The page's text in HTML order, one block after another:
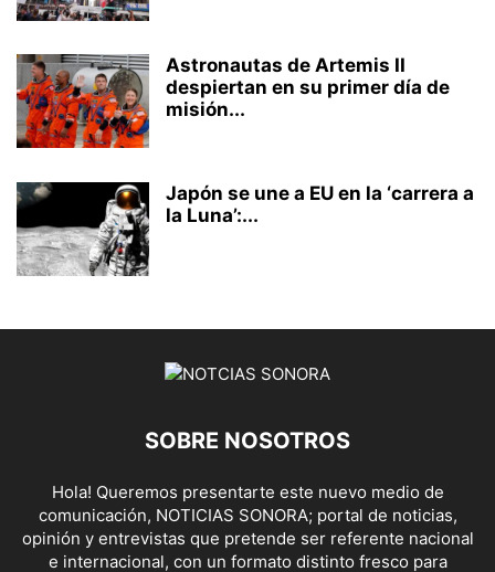
Astronautas de Artemis II
despiertan en su primer día de
misión...
Japón se une a EU en la ‘carrera a
la Luna’:...
SOBRE NOSOTROS
Hola! Queremos presentarte este nuevo medio de
comunicación, NOTICIAS SONORA; portal de noticias,
opinión y entrevistas que pretende ser referente nacional
e internacional, con un formato distinto fresco para